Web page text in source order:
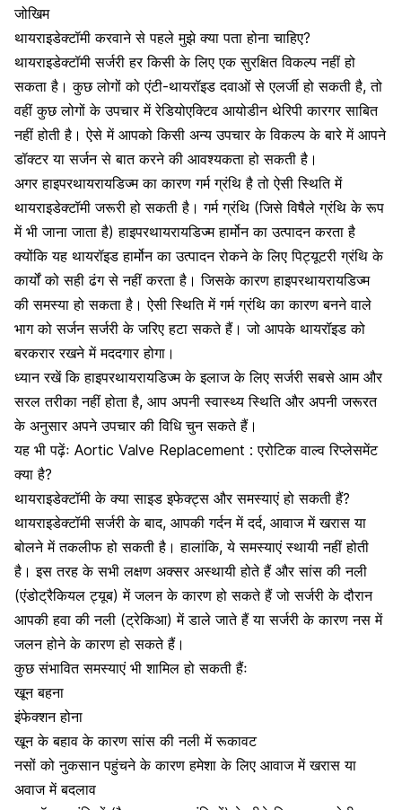
जोखिम
थायराइडेक्टॉमी करवाने से पहले मुझे क्या पता होना चाहिए?
थायराइडेक्टॉमी सर्जरी हर किसी के लिए एक सुरक्षित विकल्प नहीं हो
सकता है। कुछ लोगों को एंटी-थायरॉइड दवाओं से एलर्जी हो सकती है, तो
वहीं कुछ लोगों के उपचार में रेडियोएक्टिव आयोडीन थेरिपी कारगर साबित
नहीं होती है। ऐसे में आपको किसी अन्य उपचार के विकल्प के बारे में आपने
डॉक्टर या सर्जन से बात करने की आवश्यकता हो सकती है।
अगर हाइपरथायरायडिज्म का कारण गर्म ग्रंथि है तो ऐसी स्थिति में
थायराइडेक्टॉमी जरूरी हो सकती है। गर्म ग्रंथि (जिसे विषैले ग्रंथि के रूप
में भी जाना जाता है) हाइपरथायरायडिज्म हार्मोन का उत्पादन करता है
क्योंकि यह थायरॉइड हार्मोन का उत्पादन रोकने के लिए पिट्यूटरी ग्रंथि के
कार्यों को सही ढंग से नहीं करता है। जिसके कारण हाइपरथायरायडिज्म
की समस्या हो सकता है। ऐसी स्थिति में गर्म ग्रंथि का कारण बनने वाले
भाग को सर्जन सर्जरी के जरिए हटा सकते हैं। जो आपके थायरॉइड को
बरकरार रखने में मददगार होगा।
ध्यान रखें कि हाइपरथायरायडिज्म के इलाज के लिए सर्जरी सबसे आम और
सरल तरीका नहीं होता है, आप अपनी स्वास्थ्य स्थिति और अपनी जरूरत
के अनुसार अपने उपचार की विधि चुन सकते हैं।
यह भी पढ़ेंः Aortic Valve Replacement : एरोटिक वाल्व रिप्लेसमेंट
क्या है?
थायराइडेक्टॉमी के क्या साइड इफेक्ट्स और समस्याएं हो सकती हैं?
थायराइडेक्टॉमी सर्जरी के बाद, आपकीगर्दन में दर्द, आवाज में खरास या
बोलने में तकलीफ हो सकती है। हालांकि, ये समस्याएं स्थायी नहीं होती
है। इस तरह के सभी लक्षण अक्सर अस्थायी होते हैं और सांस की नली
(एंडोट्रैकियल ट्यूब) में जलन के कारण हो सकते हैं जो सर्जरी के दौरान
आपकी हवा की नली (ट्रेकिआ) में डाले जाते हैं या सर्जरी के कारण नस में
जलन होने के कारण हो सकते हैं।
कुछ संभावित समस्याएं भी शामिल हो सकती हैंः
खून बहना
इंफेक्शन होना
खून के बहाव के कारण सांस की नली में रूकावट
नसों को नुकसान पहुंचने के कारण हमेशा के लिए आवाज में खरास या
अवाज में बदलाव